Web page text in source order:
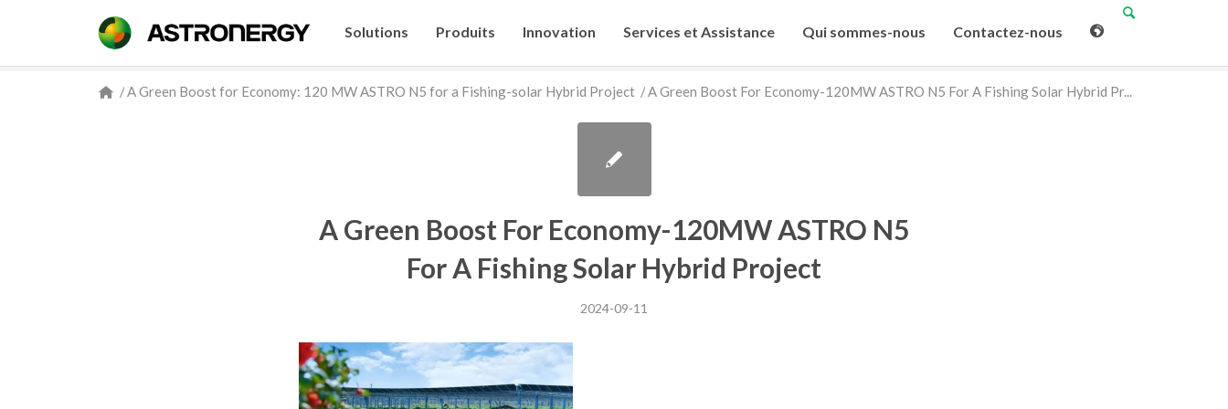
Solutions Produits Innovation Services et Assistance Qui sommes-nous Contactez-nous
/A Green Boost for Economy: 120 MW ASTRO N5 for a Fishing-solar Hybrid Project /A Green Boost For Economy-120MW ASTRO N5 For A Fishing Solar Hybrid Pr...
A Green Boost For Economy-120MW ASTRO N5
For A Fishing Solar Hybrid Project
2024-09-11